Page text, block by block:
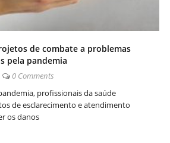
de combate a problemas
pela pandemia
0 Comments
profissionais da saúde
de esclarecimento e atendimento
os danos